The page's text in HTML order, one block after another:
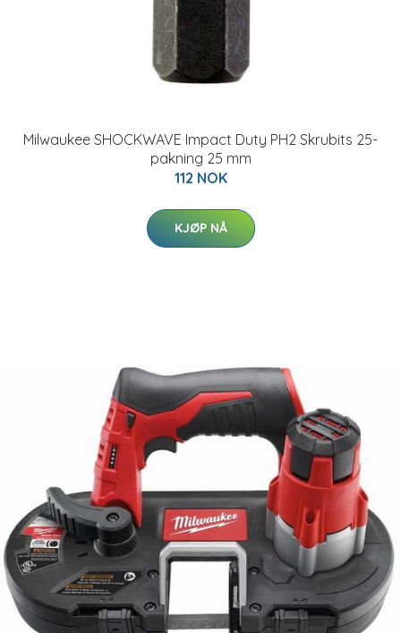
Milwaukee SHOCKWAVE Impact Duty PH2 Skrubits 25-
pakning 25 mm
112 NOK
KJØP NÅ